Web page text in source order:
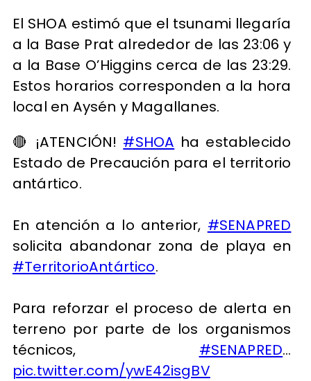
El SHOA estimó que el tsunami llegaría
a la Base Prat alrededor de las 23:06 y
a la Base O’Higgins cerca de las 23:29.
Estos horarios corresponden a la hora
local en Aysén y Magallanes.
🔴 ¡ATENCIÓN! #SHOA ha establecido
Estado de Precaución para el territorio
antártico.
En atención a lo anterior, #SENAPRED
solicita abandonar zona de playa en
#TerritorioAntártico.
Para reforzar el proceso de alerta en
terreno por parte de los organismos
técnicos, #SENAPRED…
pic.twitter.com/ywE42isgBV